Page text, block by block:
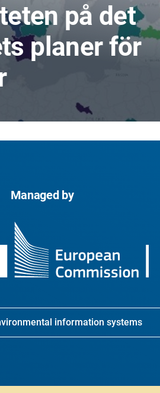
på det
planer för
Managed by
information systems